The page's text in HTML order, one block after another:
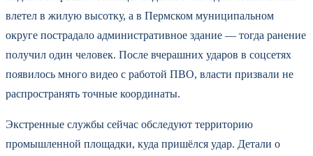
влетел в жилую высотку, а в Пермском муниципальном
округе пострадало административное здание — тогда ранение
получил один человек. После вчерашних ударов в соцсетях
появилось много видео с работой ПВО, власти призвали не
распространять точные координаты.
Экстренные службы сейчас обследуют территорию
промышленной площадки, куда пришёлся удар. Детали о